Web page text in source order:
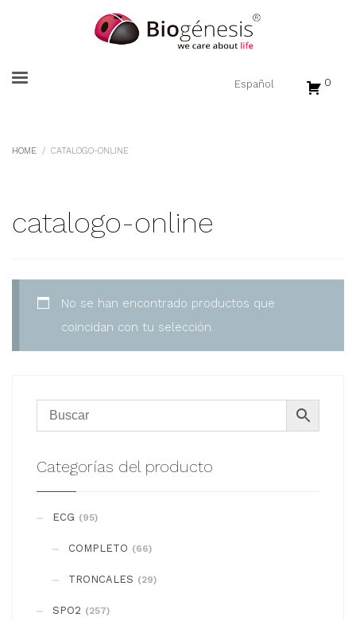
0
HOME CATALOGO-ONLINE
catalogo-online
No se han encontrado productos que
coincidan con tu selección.
Categorías del producto
ECG (95)
COMPLETO (66)
TRONCALES (29)
SPO2 (257)